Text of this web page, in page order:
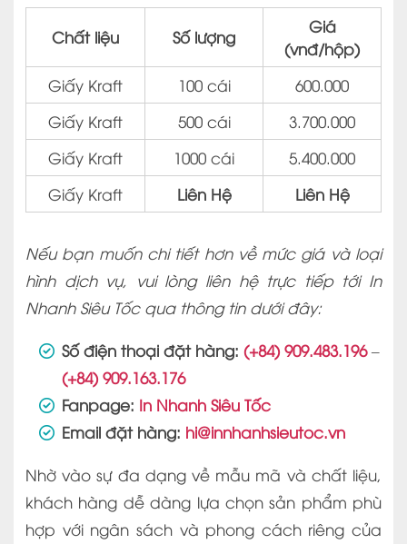
Chất liệu Số lượng
Giá
(vnđ/hộp)
Giấy Kraft
100 cái
600.000
Giấy Kraft
500 cái
3.700.000
Giấy Kraft
1000 cái
5.400.000
Giấy Kraft
Liên Hệ Liên Hệ
Nếu bạn muốn chi tiết hơn về mức giá và loại
hình dịch vụ, vui lòng liên hệ trực tiếp tới In
Nhanh Siêu Tốc qua thông tin dưới đây:
Số điện thoại đặt hàng: (+84) 909.483.196–
(+84) 909.163.176
Fanpage: In Nhanh Siêu Tốc
Email đặt hàng: hi@innhanhsieutoc.vn
Nhờ vào sự đa dạng về mẫu mã và chất liệu,
khách hàng dễ dàng lựa chọn sản phẩm phù
hợp với ngân sách và phong cách riêng của